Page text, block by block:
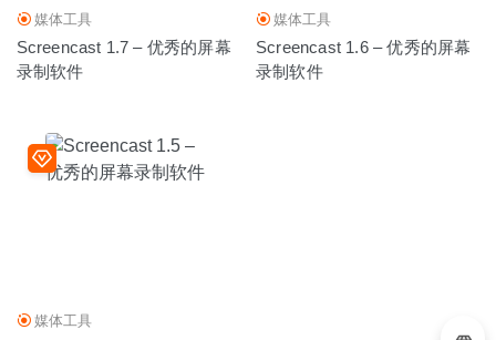
媒体工具
Screencast 1.7 – 优秀的屏幕
录制软件
媒体工具
Screencast 1.6 – 优秀的屏幕
录制软件
媒体工具